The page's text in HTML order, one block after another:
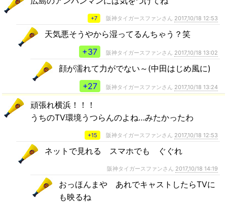
+7 阪神タイガースファンさん 2017,10/18 12:53
天気悪そうやから湿ってるんちゃう？笑
+37
阪神タイガースファンさん 2017,10/18 13:02
顔が濡れて力がでない～(中田はじめ風に)
+27
阪神タイガースファンさん 2017,10/18 13:24
頑張れ横浜！！！
うちのTV環境うつらんのよね…みたかったわ
+15 阪神タイガースファンさん 2017,10/18 12:53
ネットで見れる スマホでも ぐぐれ
阪神タイガースファンさん 2017,10/18 14:19
おっほんまや あれでキャストしたらTVに
も映るね